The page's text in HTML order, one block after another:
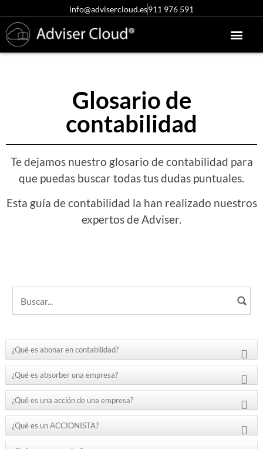
info@advisercloud.es911 976 591
Glosario de
contabilidad
Te dejamos nuestro glosario de contabilidad para
que puedas buscar todas tus dudas puntuales.
Esta guía de contabilidad la han realizado nuestros
expertos de Adviser.
¿Qué es abonar en contabilidad?
¿Qué es absorber una empresa?
¿Qué es una acción de una empresa?
¿Qué es un ACCIONISTA?